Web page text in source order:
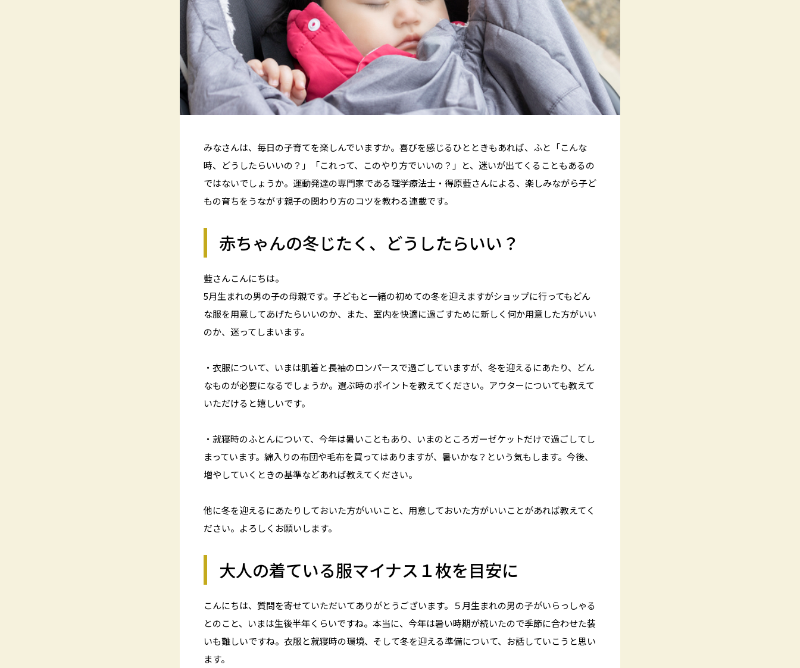
みなさんは、毎日の子育てを楽しんでいますか。喜びを感じるひとときもあれば、ふと「こんな
時、どうしたらいいの？」「これって、このやり方でいいの？」と、迷いが出てくることもあるの
ではないでしょうか。運動発達の専門家である理学療法士・得原藍さんによる、楽しみながら子ど
もの育ちをうながす親子の関わり方のコツを教わる連載です。
赤ちゃんの冬じたく、どうしたらいい？
藍さんこんにちは。
5月生まれの男の子の母親です。子どもと一緒の初めての冬を迎えますがショップに行ってもどん
な服を用意してあげたらいいのか、また、室内を快適に過ごすために新しく何か用意した方がいい
のか、迷ってしまいます。
・衣服について、いまは肌着と長袖のロンパースで過ごしていますが、冬を迎えるにあたり、どん
なものが必要になるでしょうか。選ぶ時のポイントを教えてください。アウターについても教えて
いただけると嬉しいです。
・就寝時のふとんについて、今年は暑いこともあり、いまのところガーゼケットだけで過ごしてし
まっています。綿入りの布団や毛布を買ってはありますが、暑いかな？という気もします。今後、
増やしていくときの基準などあれば教えてください。
他に冬を迎えるにあたりしておいた方がいいこと、用意しておいた方がいいことがあれば教えてく
ださい。よろしくお願いします。
大人の着ている服マイナス１枚を目安に
こんにちは、質問を寄せていただいてありがとうございます。５月生まれの男の子がいらっしゃる
とのこと、いまは生後半年くらいですね。本当に、今年は暑い時期が続いたので季節に合わせた装
いも難しいですね。衣服と就寝時の環境、そして冬を迎える準備について、お話していこうと思い
ます。